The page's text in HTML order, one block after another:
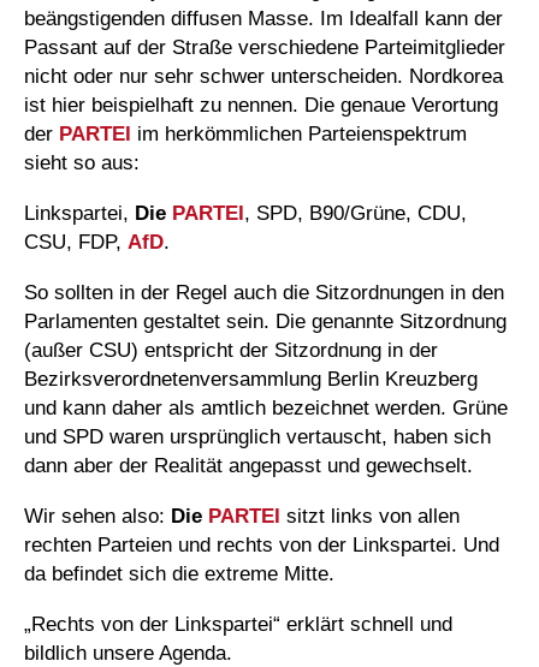
beängstigenden diffusen Masse. Im Idealfall kann der
Passant auf der Straße verschiedene Parteimitglieder
nicht oder nur sehr schwer unterscheiden. Nordkorea
ist hier beispielhaft zu nennen. Die genaue Verortung
der PARTEI im herkömmlichen Parteienspektrum
sieht so aus:
Linkspartei, Die PARTEI, SPD, B90/Grüne, CDU,
CSU, FDP, AfD.
So sollten in der Regel auch die Sitzordnungen in den
Parlamenten gestaltet sein. Die genannte Sitzordnung
(außer CSU) entspricht der Sitzordnung in der
Bezirksverordnetenversammlung Berlin Kreuzberg
und kann daher als amtlich bezeichnet werden. Grüne
und SPD waren ursprünglich vertauscht, haben sich
dann aber der Realität angepasst und gewechselt.
Wir sehen also: Die PARTEI sitzt links von allen
rechten Parteien und rechts von der Linkspartei. Und
da befindet sich die extreme Mitte.
„Rechts von der Linkspartei“ erklärt schnell und
bildlich unsere Agenda.